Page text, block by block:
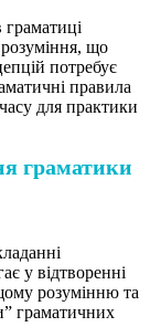
розуміння, що
потребує
правила
для практики
граматики
у відтворенні
розумінню та
граматичних